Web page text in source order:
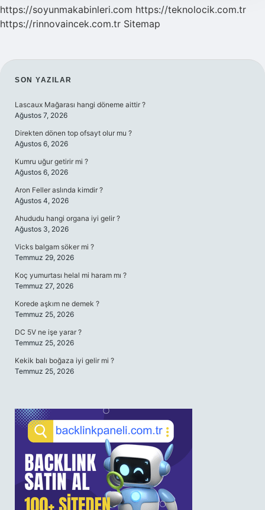
https://soyunmakabinleri.com https://teknolocik.com.tr
https://rinnovaincek.com.tr Sitemap
SIDEBAR
SON YAZILAR
Lascaux Mağarası hangi döneme aittir ?
Ağustos 7, 2026
Direkten dönen top ofsayt olur mu ?
Ağustos 6, 2026
Kumru uğur getirir mi ?
Ağustos 6, 2026
Aron Feller aslında kimdir ?
Ağustos 4, 2026
Ahududu hangi organa iyi gelir ?
Ağustos 3, 2026
Vicks balgam söker mi ?
Temmuz 29, 2026
Koç yumurtası helal mi haram mı ?
Temmuz 27, 2026
Korede aşkım ne demek ?
Temmuz 25, 2026
DC 5V ne işe yarar ?
Temmuz 25, 2026
Kekik balı boğaza iyi gelir mi ?
Temmuz 25, 2026